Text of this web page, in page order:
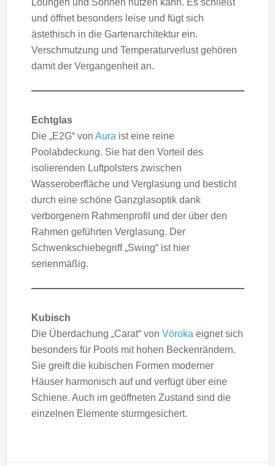
Loungen und Sonnen nutzen kann. Es schließt
und öffnet besonders leise und fügt sich
ästethisch in die Gartenarchitektur ein.
Verschmutzung und Temperaturverlust gehören
damit der Vergangenheit an.
Echtglas
Die „E2G“ von Aura ist eine reine
Poolabdeckung. Sie hat den Vorteil des
isolierenden Luftpolsters zwischen
Wasseroberfläche und Verglasung und besticht
durch eine schöne Ganzglasoptik dank
verborgenem Rahmenprofil und der über den
Rahmen geführten Verglasung. Der
Schwenkschiebegriff „Swing“ ist hier
serienmäßig.
Kubisch
Die Überdachung „Carat“ von Vöroka eignet sich
besonders für Pools mit hohen Beckenrändern.
Sie greift die kubischen Formen moderner
Häuser harmonisch auf und verfügt über eine
Schiene. Auch im geöffneten Zustand sind die
einzelnen Elemente sturmgesichert.